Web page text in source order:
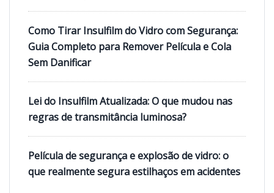
Como Tirar Insulfilm do Vidro com Segurança:
Guia Completo para Remover Película e Cola
Sem Danificar
Lei do Insulfilm Atualizada: O que mudou nas
regras de transmitância luminosa?
Película de segurança e explosão de vidro: o
que realmente segura estilhaços em acidentes